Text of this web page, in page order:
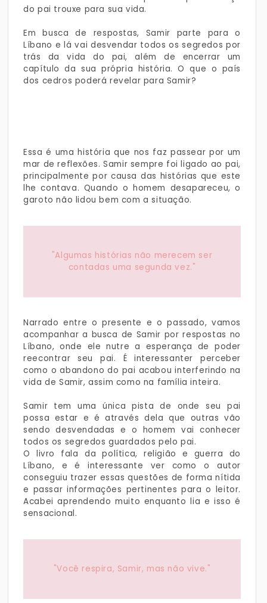
do pai trouxe para sua vida.
Em busca de respostas, Samir parte para o
Líbano e lá vai desvendar todos os segredos por
trás da vida do pai, além de encerrar um
capítulo da sua própria história. O que o país
dos cedros poderá revelar para Samir?
Essa é uma história que nos faz passear por um
mar de reflexões. Samir sempre foi ligado ao pai,
principalmente por causa das histórias que este
lhe contava. Quando o homem desapareceu, o
garoto não lidou bem com a situação.
"Algumas histórias não merecem ser
contadas uma segunda vez."
Narrado entre o presente e o passado, vamos
acompanhar a busca de Samir por respostas no
Líbano, onde ele nutre a esperança de poder
reecontrar seu pai. É interessanter perceber
como o abandono do pai acabou interferindo na
vida de Samir, assim como na família inteira.
Samir tem uma única pista de onde seu pai
possa estar e é através dela que outras vão
sendo desvendadas e o homem vai conhecer
todos os segredos guardados pelo pai.
O livro fala da política, religião e guerra do
Líbano, e é interessante ver como o autor
conseguiu trazer essas questões de forma nítida
e passar informações pertinentes para o leitor.
Acabei aprendendo muito enquanto lia e isso é
sensacional.
"Você respira, Samir, mas não vive."